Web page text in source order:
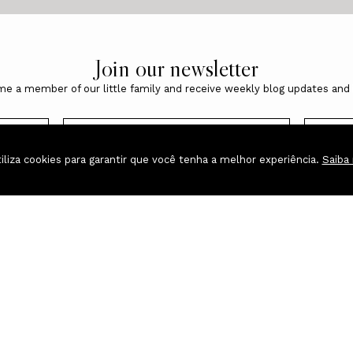
cookies para garantir que você tenha a melhor experiência. Saiba
Join our newsletter
a member of our little family and receive weekly blog updates and
FIT E BELA BLOG